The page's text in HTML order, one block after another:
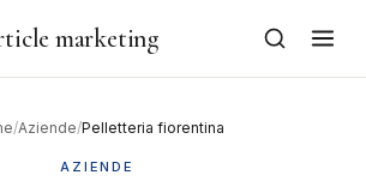
marketing
/Aziende/Pelletteria fiorentina
AZIENDE